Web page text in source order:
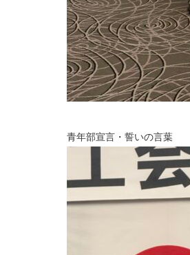
青年部宣言・誓いの言葉